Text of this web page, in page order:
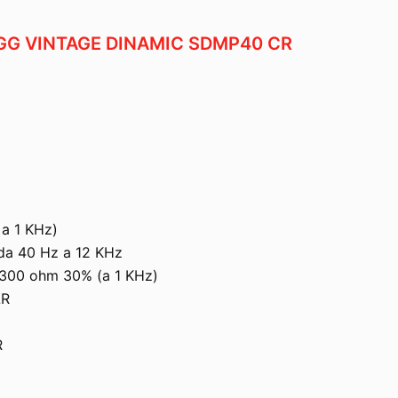
VINTAGE DINAMIC SDMP40 CR
1 KHz)
40 Hz a 12 KHz
ohm 30% (a 1 KHz)